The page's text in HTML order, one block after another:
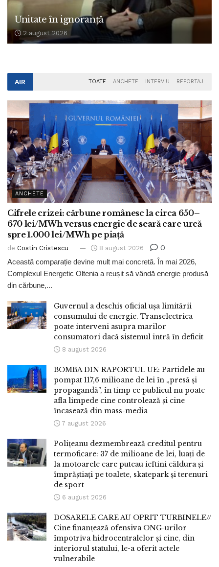
Unitate în ignoranță
2 august 2026
AIR TOATE ANCHETE INTERVIU REPORTAJ
ANCHETE
Cifrele crizei: cărbune românesc la circa 650–
670 lei/MWh versus energie de seară care urcă
spre 1.000 lei/MWh pe piață
de Costin Cristescu 8 august 2026 0
Această comparație devine mult mai concretă. În mai 2026,
Complexul Energetic Oltenia a reușit să vândă energie produsă
din cărbune,...
Guvernul a deschis oficial ușa limitării
consumului de energie. Transelectrica
poate interveni asupra marilor
consumatori dacă sistemul intră în deficit
8 august 2026
BOMBA DIN RAPORTUL UE: Partidele au
pompat 117,6 milioane de lei în „presă și
propagandă”, în timp ce publicul nu poate
afla limpede cine controlează și cine
încasează din mass-media
7 august 2026
Polițeanu dezmembrează creditul pentru
termoficare: 37 de milioane de lei, luați de
la motoarele care puteau ieftini căldura și
împrăștiați pe toalete, skatepark și terenuri
de sport
6 august 2026
DOSARELE CARE AU OPRIT TURBINELE//
Cine finanțează ofensiva ONG-urilor
împotriva hidrocentralelor și cine, din
interiorul statului, le-a oferit actele
vulnerabile